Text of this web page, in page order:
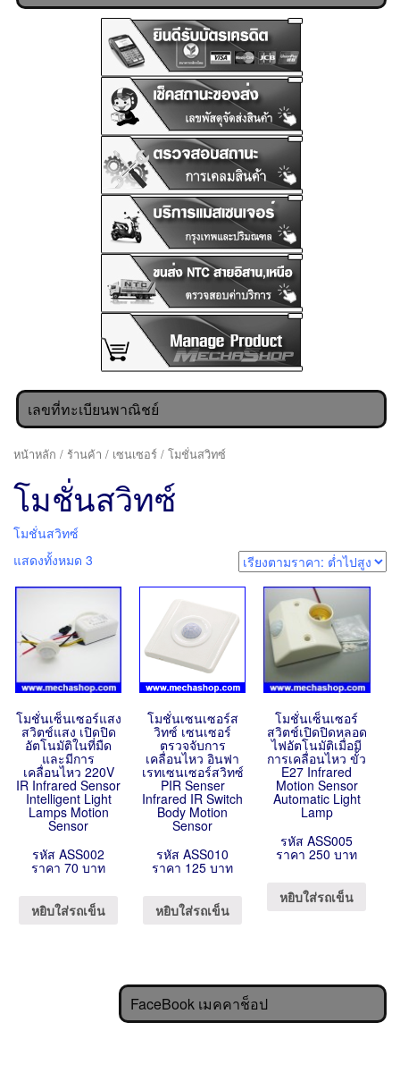
เลขที่ทะเบียนพาณิชย์
หน้าหลัก / ร้านค้า / เซนเซอร์ / โมชั่นสวิทซ์
โมชั่นสวิทซ์
โมชั่นสวิทซ์
แสดงทั้งหมด 3
โมชั่นเซ็นเซอร์แสง
สวิตช์แสง เปิดปิด
อัตโนมัติในที่มืด
และมีการ
เคลื่อนไหว 220V
IR Infrared Sensor
Intelligent Light
Lamps Motion
Sensor
รหัส ASS002
ราคา 70 บาท
หยิบใส่รถเข็น
โมชั่นเซนเซอร์ส
วิทซ์ เซนเซอร์
ตรวจจับการ
เคลื่อนไหว อินฟา
เรทเซนเซอร์สวิทซ์
PIR Senser
Infrared IR Switch
Body Motion
Sensor
รหัส ASS010
ราคา 125 บาท
หยิบใส่รถเข็น
โมชั่นเซ็นเซอร์
สวิตช์เปิดปิดหลอด
ไฟอัตโนมัติเมื่อมี
การเคลื่อนไหว ขั้ว
E27 Infrared
Motion Sensor
Automatic Light
Lamp
รหัส ASS005
ราคา 250 บาท
หยิบใส่รถเข็น
FaceBook เมคคาช็อป